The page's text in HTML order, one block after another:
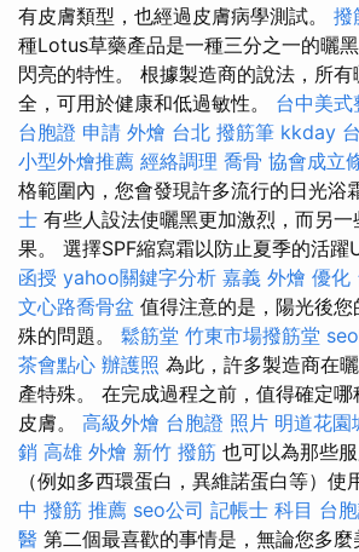
有皮膚類型，也經過皮膚病學測試。 撥
種Lotus草藥產品是一種三分之一的曬
閃亮的特性。 根據製造商的說法，所
全，可用於健康和低過敏性。 台中美式
台胞證 申請 外燴 台北 撥筋筆 kkday
小型外燴推薦 經絡調理 喬骨 協會成立
格範圍內，您會發現許多流行的日光浴
士 有些人設法使曬黑更加激烈，而另
果。 選擇SPF縮寫霜以防止夏季的活躍
函授 yahoo關鍵字分析 嘉義 外燴 優化
文心路喬骨盆 值得注意的是，陽光後
殊的問題。 鬆筋堂 竹東市場撥筋堂
茶會點心 辦護照 為此，許多製造商在
產特殊。 在完成過程之前，值得確定
皮膚。 高級外燴 台胞證 照片 明道花園
銷 高雄 外燴 新竹 撥筋 也可以為那些
（例如多西環蛋白，異維諾蛋白等）使
中 撥筋 推薦 seo公司 記帳士 科目 台
醫 第二個最喜歡的事情是，無論您多麼